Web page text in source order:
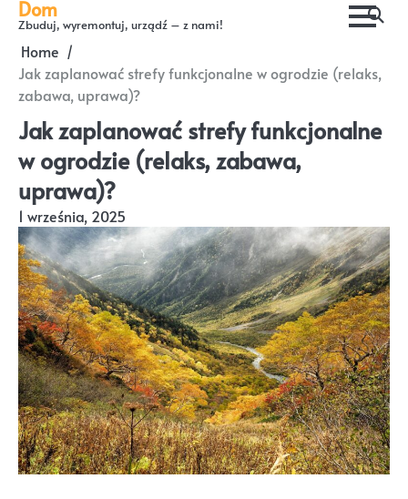
Skip
content
Dom
Zbuduj, wyremontuj, urządź – z nami!
Home
Jak zaplanować strefy funkcjonalne w ogrodzie (relaks,
zabawa, uprawa)?
Jak zaplanować strefy funkcjonalne
w ogrodzie (relaks, zabawa,
uprawa)?
1 września, 2025